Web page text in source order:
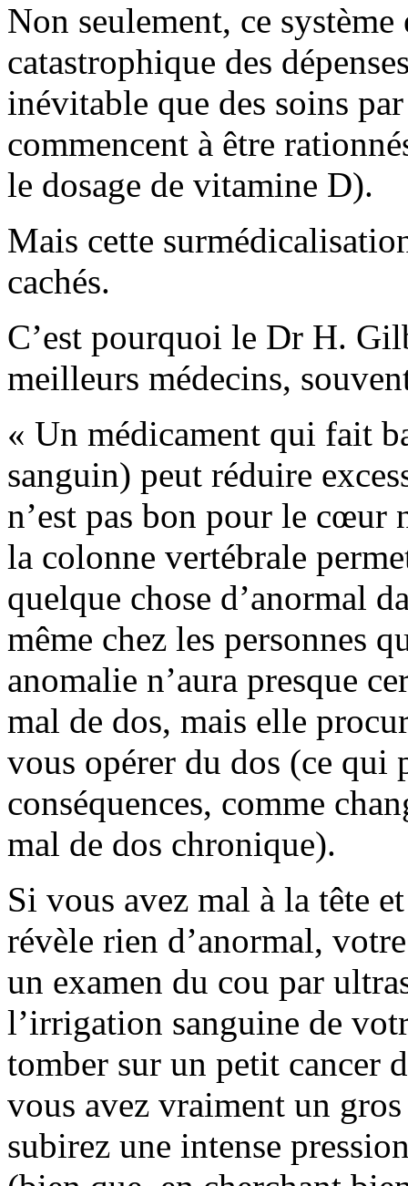
Non seulement, ce système
catastrophique des
inévitable que des soins
commencent à être
le dosage de vitamine D).
Mais cette
cachés.
C’est pourquoi le Dr H.
meilleurs médecins,
« Un médicament qui fait
sanguin) peut réduire
n’est pas bon pour le cœur
la colonne vertébrale
quelque chose d’anormal
même chez les personnes
anomalie n’aura presque
mal de dos, mais elle
vous opérer du dos (ce qui
conséquences, comme
mal de dos chronique).
Si vous avez mal à la tête
révèle rien d’anormal,
un examen du cou par
l’irrigation sanguine de
tomber sur un petit cancer
vous avez vraiment un
subirez une intense